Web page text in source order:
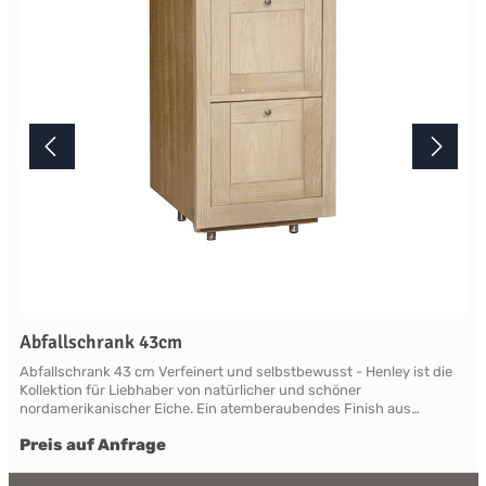
Terminabsprache persönlich in unserem Showroom.
Abfallschrank 43cm
Abfallschrank 43 cm Verfeinert und selbstbewusst - Henley ist die
Kollektion für Liebhaber von natürlicher und schöner
nordamerikanischer Eiche. Ein atemberaubendes Finish aus
modernen Mainstream abhebt. Die Eiche ist so gut geschützt und
Preis auf Anfrage